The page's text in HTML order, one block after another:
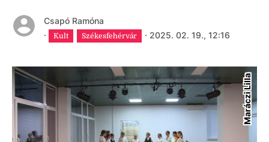
Csapó Ramóna
·
Kult Székesfehérvár · 2025. 02. 19., 12:16
Maráczi Lilla